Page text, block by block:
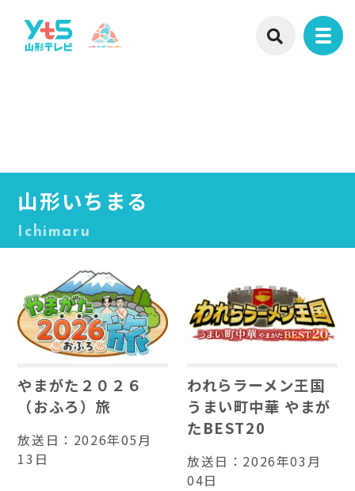
山形いちまる
Ichimaru
やまがた２０２６
（おふろ）旅
放送日： 2026年05月
13日
われらラーメン王国
うまい町中華 やまが
たBEST20
放送日： 2026年03月
04日